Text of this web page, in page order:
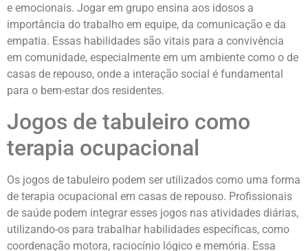
e emocionais. Jogar em grupo ensina aos idosos a
importância do trabalho em equipe, da comunicação e da
empatia. Essas habilidades são vitais para a convivência
em comunidade, especialmente em um ambiente como o de
casas de repouso, onde a interação social é fundamental
para o bem-estar dos residentes.
Jogos de tabuleiro como
terapia ocupacional
Os jogos de tabuleiro podem ser utilizados como uma forma
de terapia ocupacional em casas de repouso. Profissionais
de saúde podem integrar esses jogos nas atividades diárias,
utilizando-os para trabalhar habilidades específicas, como
coordenação motora, raciocínio lógico e memória. Essa